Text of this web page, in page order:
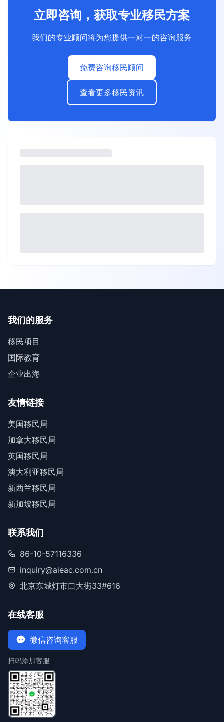
立即咨询，获取专业移民方案
我们的专业顾问将为您提供一对一的咨询服务
免费咨询移民顾问
查看更多移民资讯
我们的服务
移民项目
国际教育
企业出海
友情链接
美国移民局
加拿大移民局
英国移民局
澳大利亚移民局
新西兰移民局
新加坡移民局
联系我们
86-10-57116336
inquiry@aieac.com.cn
北京东城灯市口大街33#616
在线客服
微信咨询客服
扫码添加客服